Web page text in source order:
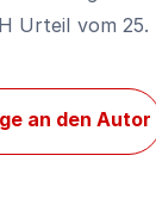
Urteil vom
an den Autor